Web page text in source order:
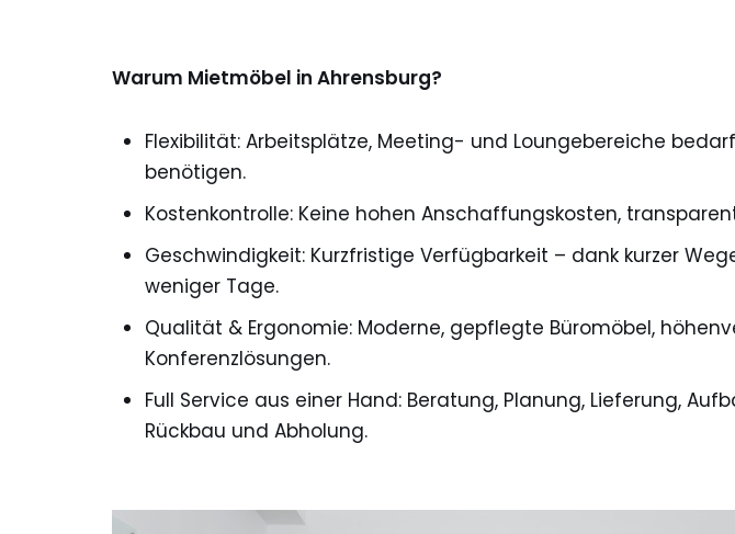
Warum Mietmöbel in Ahrensburg?
Flexibilität: Arbeitsplätze, Meeting- und Loungebereiche
benötigen.
Kostenkontrolle: Keine hohen Anschaffungskosten,
Geschwindigkeit: Kurzfristige Verfügbarkeit – dank kurzer
weniger Tage.
Qualität & Ergonomie: Moderne, gepflegte Büromöbel,
Konferenzlösungen.
Full Service aus einer Hand: Beratung, Planung, Lieferung,
Rückbau und Abholung.